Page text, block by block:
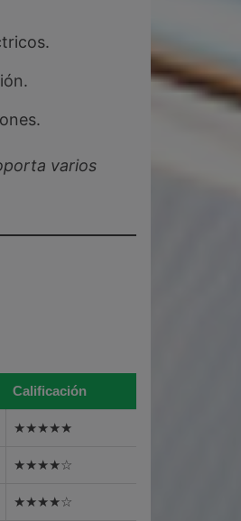
varios
Calificación
★★★★★
★★★★☆
★★★★☆